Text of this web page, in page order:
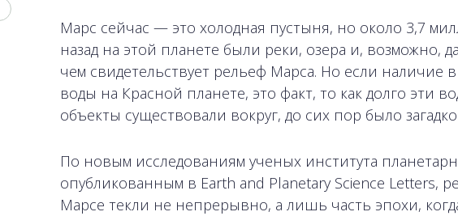
Марс сейчас — это холодная пустыня, но около 3,7
назад на этой планете были реки, озера и, возможно,
чем свидетельствует рельеф Марса. Но если наличие
воды на Красной планете, это факт, то как долго эти
объекты существовали вокруг, до сих пор было
По новым исследованиям ученых института
опубликованным в Earth and Planetary Science Letters,
Марсе текли не непрерывно, а лишь часть эпохи,